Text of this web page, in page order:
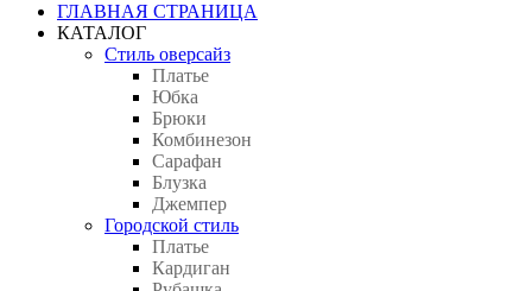
ГЛАВНАЯ СТРАНИЦА
КАТАЛОГ
Стиль оверсайз
Платье
Юбка
Брюки
Комбинезон
Сарафан
Блузка
Джемпер
Городской стиль
Платье
Кардиган